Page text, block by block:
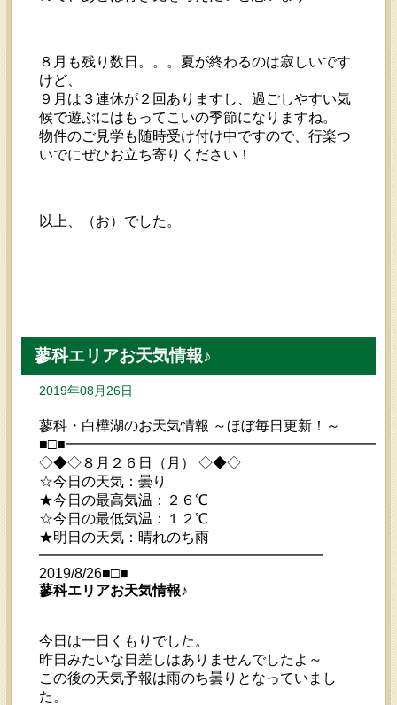
８月も残り数日。。。夏が終わるのは寂しいです
けど、
９月は３連休が２回ありますし、過ごしやすい気
候で遊ぶにはもってこいの季節になりますね。
物件のご見学も随時受け付け中ですので、行楽つ
いでにぜひお立ち寄りください！
以上、（お）でした。
蓼科エリアお天気情報♪
2019年08月26日
蓼科・白樺湖のお天気情報 ～ほぼ毎日更新！～
◇◆◇８月２６日（月） ◇◆◇
☆今日の天気：曇り
★今日の最高気温：２６℃
☆今日の最低気温：１２℃
★明日の天気：晴れのち雨
━━━━━━━━━━━━━━━━━━━━
2019/8/26■□■
蓼科エリアお天気情報♪
今日は一日くもりでした。
昨日みたいな日差しはありませんでしたよ～
この後の天気予報は雨のち曇りとなっていまし
た。